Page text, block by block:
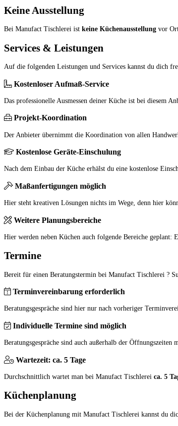
Keine Ausstellung
Bei Manufact Tischlerei ist keine Küchenausstellung vor
Services & Leistungen
Auf die folgenden Leistungen und Services kannst du dich
Kostenloser Aufmaß-Service
Das professionelle Ausmessen deiner Küche ist bei diesem
Projekt-Koordination
Der Anbieter übernimmt die Koordination von allen
Kostenlose Geräte-Einschulung
Nach dem Einbau der Küche erhälst du eine kostenlose
Maßanfertigungen möglich
Hier steht kreativen Lösungen nichts im Wege, denn hier
Weitere Planungsbereiche
Hier werden neben Küchen auch folgende Bereiche geplant:
Termine
Bereit für einen Beratungstermin bei Manufact Tischlerei ?
Terminvereinbarung erforderlich
Beratungsgespräche sind hier nur nach vorheriger
Individuelle Termine sind möglich
Beratungsgespräche sind auch außerhalb der Öffnungszeiten
Wartezeit: ca. 5 Tage
Durchschnittlich wartet man bei Manufact Tischlerei ca. 5
Küchenplanung
Bei der Küchenplanung mit Manufact Tischlerei kannst du